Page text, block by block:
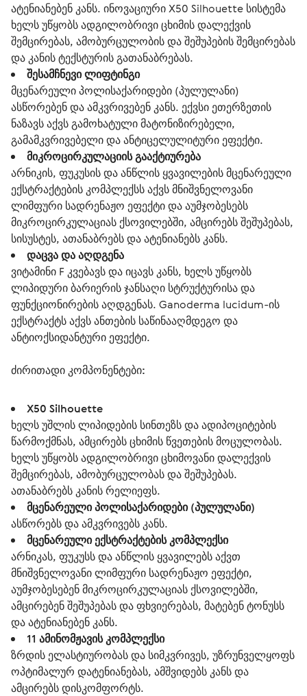
ატენიანებენ კანს. ინოვაციური X50 Silhouette სისტემა
ხელს უწყობს ადგილობრივი ცხიმის დალექვის
შემცირებას, ამობურცულობის და შეშუპების შემცირებას
და კანის ტექსტურის გათანაბრებას.
შესამჩნევი ლიფტინგი
მცენარეული პოლისაქარიდები (პულულანი)
ასწორებენ და ამკვრივებენ კანს. ექვსი ეთერზეთის
ნაზავს აქვს გამოხატული მატონიზირებელი,
გამამკვრივებელი და ანტიცელულიტური ეფექტი.
მიკროცირკულაციის გააქტიურება
არნიკის, ფუკუსის და ანწლის ყვავილების მცენარეული
ექსტრაქტების კომპლექსს აქვს მნიშვნელოვანი
ლიმფური სადრენაჟო ეფექტი და აუმჯობესებს
მიკროცირკულაციას ქსოვილებში, ამცირებს შეშუპებას,
სისუსტეს, ათანაბრებს და ატენიანებს კანს.
დაცვა და აღდგენა
ვიტამინი F კვებავს და იცავს კანს, ხელს უწყობს
ლიპიდური ბარიერის ჯანსაღი სტრუქტურისა და
ფუნქციონირების აღდგენას. Ganoderma lucidum-ის
ექსტრაქტს აქვს ანთების საწინააღმდეგო და
ანტიოქსიდანტური ეფექტი.
ძირითადი კომპონენტები:
Х50 Silhouette
ხელს უშლის ლიპიდების სინთეზს და ადიპოციტების
წარმოქმნას, ამცირებს ცხიმის წვეთების მოცულობას.
ხელს უწყობს ადგილობრივი ცხიმოვანი დალექვის
შემცირებას, ამობურცულობას და შეშუპებას.
ათანაბრებს კანის რელიეფს.
მცენარეული პოლისაქარიდები (პულულანი)
ასწორებს და ამკვრივებს კანს.
მცენარეული ექსტრაქტების კომპლექსი
არნიკას, ფუკუსს და ანწლის ყვავილებს აქვთ
მნიშვნელოვანი ლიმფური სადრენაჟო ეფექტი,
აუმჯობესებენ მიკროცირკულაციას ქსოვილებში,
ამცირებენ შეშუპებას და ფხვიერებას, მატებენ ტონუსს
და ატენიანებენ კანს.
11 ამინომჟავის კომპლექსი
ზრდის ელასტიურობას და სიმკვრივეს, უზრუნველყოფს
ოპტიმალურ დატენიანებას, ამშვიდებს კანს და
ამცირებს დისკომფორტს.